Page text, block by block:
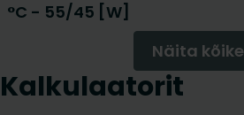
°C - 55/45 [W]
Näita kõike
Kalkulaatorit